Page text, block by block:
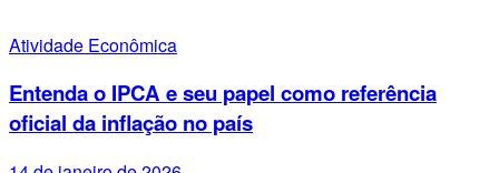
Atividade Econômica
Entenda o IPCA e seu papel como referência
oficial da inflação no país